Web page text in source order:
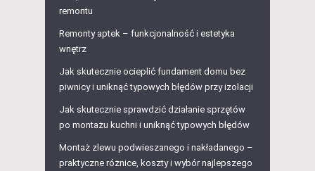
remontu
Remonty aptek – funkcjonalność i estetyka
wnętrz
Jak skutecznie ocieplić fundament domu bez
piwnicy i uniknąć typowych błędów przy izolacji
Jak skutecznie sprawdzić działanie sprzętów
po montażu kuchni i uniknąć typowych błędów
Montaż zlewu podwieszanego i nakładanego –
praktyczne różnice, koszty i wybór najlepszego